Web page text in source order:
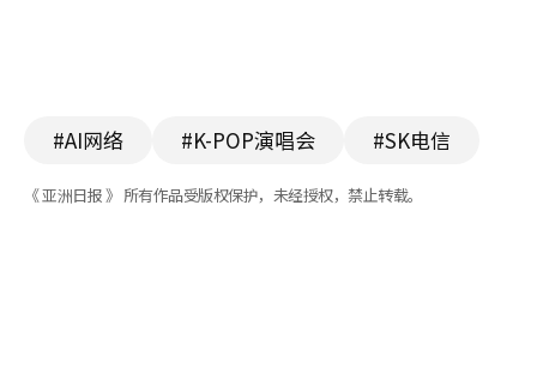
#AI网络 #K-POP演唱会 #SK电信
《 亚洲日报 》 所有作品受版权保护，未经授权，禁止转载。